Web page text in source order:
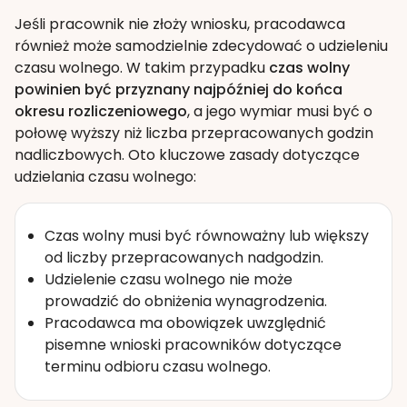
Jeśli pracownik nie złoży wniosku, pracodawca
również może samodzielnie zdecydować o udzieleniu
czasu wolnego. W takim przypadku czas wolny
powinien być przyznany najpóźniej do końca
okresu rozliczeniowego, a jego wymiar musi być o
połowę wyższy niż liczba przepracowanych godzin
nadliczbowych. Oto kluczowe zasady dotyczące
udzielania czasu wolnego:
Czas wolny musi być równoważny lub większy
od liczby przepracowanych nadgodzin.
Udzielenie czasu wolnego nie może
prowadzić do obniżenia wynagrodzenia.
Pracodawca ma obowiązek uwzględnić
pisemne wnioski pracowników dotyczące
terminu odbioru czasu wolnego.